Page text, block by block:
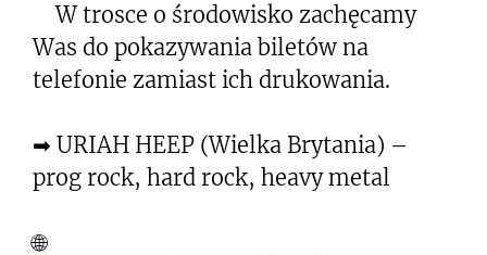
W trosce o środowisko zachęcamy
Was do pokazywania biletów na
telefonie zamiast ich drukowania.
➡ URIAH HEEP (Wielka Brytania) –
prog rock, hard rock, heavy metal
🌐